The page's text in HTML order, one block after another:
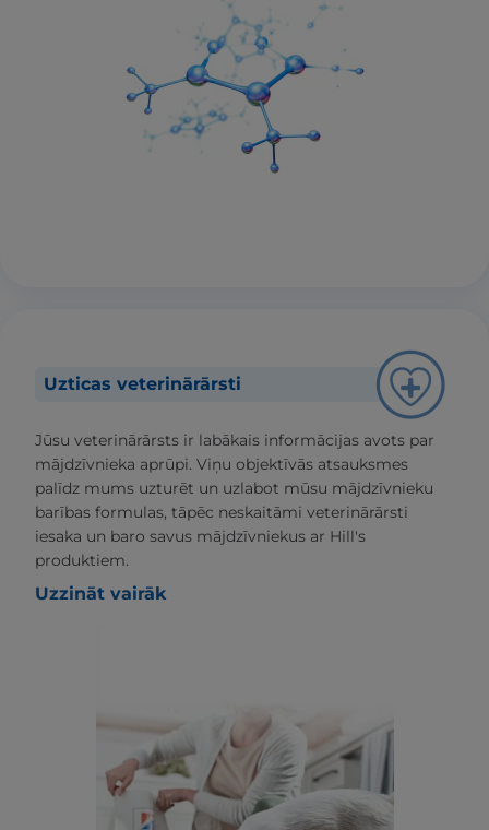
Uzticas veterinārārsti
Jūsu veterinārārsts ir labākais informācijas avots par
mājdzīvnieka aprūpi. Viņu objektīvās atsauksmes
palīdz mums uzturēt un uzlabot mūsu mājdzīvnieku
barības formulas, tāpēc neskaitāmi veterinārārsti
iesaka un baro savus mājdzīvniekus ar Hill's
produktiem.
Uzzināt vairāk